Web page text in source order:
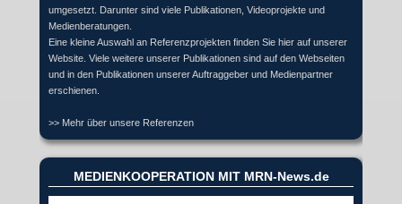
umgesetzt. Darunter sind viele Publikationen, Videoprojekte und
Medienberatungen.
Eine kleine Auswahl an Referenzprojekten finden Sie hier auf unserer
Website. Viele weitere unserer Publikationen sind auf den Webseiten
und in den Publikationen unserer Auftraggeber und Medienpartner
erschienen.
>> Mehr über unsere Referenzen
MEDIENKOOPERATION MIT MRN-News.de